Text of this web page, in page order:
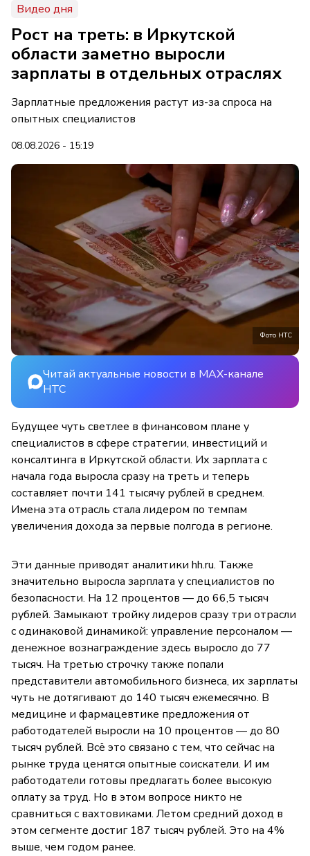
Видео дня
Рост на треть: в Иркутской
области заметно выросли
зарплаты в отдельных отраслях
Зарплатные предложения растут из-за спроса на
опытных специалистов
08.08.2026 - 15:19
Фото НТС
Читай актуальные новости в MAX-канале
НТС
Будущее чуть светлее в финансовом плане у
специалистов в сфере стратегии, инвестиций и
консалтинга в Иркутской области. Их зарплата с
начала года выросла сразу на треть и теперь
составляет почти 141 тысячу рублей в среднем.
Имена эта отрасль стала лидером по темпам
увеличения дохода за первые полгода в регионе.
Эти данные приводят аналитики hh.ru. Также
значительно выросла зарплата у специалистов по
безопасности. На 12 процентов — до 66,5 тысяч
рублей. Замыкают тройку лидеров сразу три отрасли
с одинаковой динамикой: управление персоналом —
денежное вознаграждение здесь выросло до 77
тысяч. На третью строчку также попали
представители автомобильного бизнеса, их зарплаты
чуть не дотягивают до 140 тысяч ежемесячно. В
медицине и фармацевтике предложения от
работодателей выросли на 10 процентов — до 80
тысяч рублей. Всё это связано с тем, что сейчас на
рынке труда ценятся опытные соискатели. И им
работодатели готовы предлагать более высокую
оплату за труд. Но в этом вопросе никто не
сравниться с вахтовиками. Летом средний доход в
этом сегменте достиг 187 тысяч рублей. Это на 4%
выше, чем годом ранее.